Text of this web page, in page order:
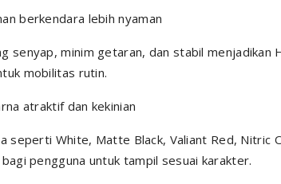
berkendara lebih nyaman
senyap, minim getaran, dan stabil menjadikan
mobilitas rutin.
atraktif dan kekinian
seperti White, Matte Black, Valiant Red, Nitric
pengguna untuk tampil sesuai karakter.